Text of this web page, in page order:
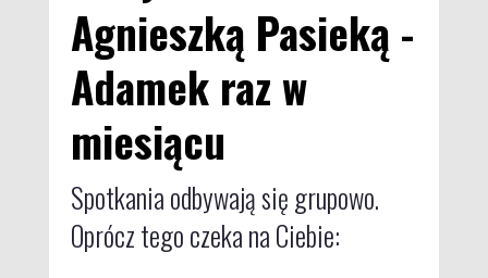
Agnieszką Pasieką -
Adamek raz w
miesiącu
Spotkania odbywają się grupowo.
Oprócz tego czeka na Ciebie: